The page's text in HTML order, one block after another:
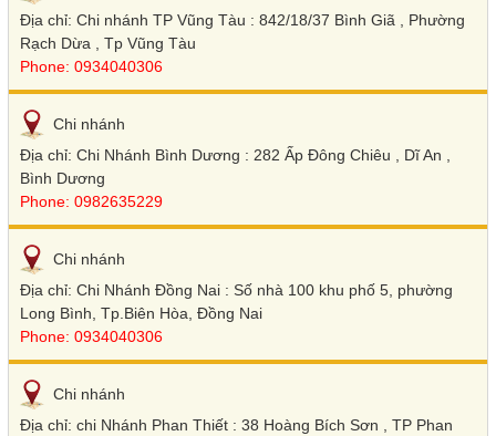
Địa chỉ: Chi nhánh TP Vũng Tàu : 842/18/37 Bình Giã , Phường
Rạch Dừa , Tp Vũng Tàu
Phone: 0934040306
Chi nhánh
Địa chỉ: Chi Nhánh Bình Dương : 282 Ấp Đông Chiêu , Dĩ An ,
Bình Dương
Phone: 0982635229
Chi nhánh
Địa chỉ: Chi Nhánh Đồng Nai : Số nhà 100 khu phố 5, phường
Long Bình, Tp.Biên Hòa, Đồng Nai
Phone: 0934040306
Chi nhánh
Địa chỉ: chi Nhánh Phan Thiết : 38 Hoàng Bích Sơn , TP Phan